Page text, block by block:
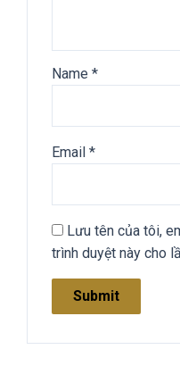
Name *
Email *
Lưu tên của tôi,
trình duyệt này cho